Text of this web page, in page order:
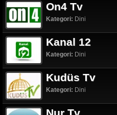
On4 Tv
Kategori: Dini
Kanal 12
Kategori: Dini
Kudüs Tv
Kategori: Dini